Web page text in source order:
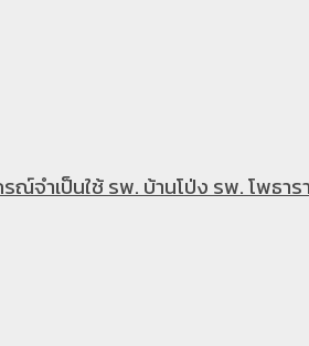
ำเป็นใช้ รพ. บ้านโป่ง รพ. โพธารา